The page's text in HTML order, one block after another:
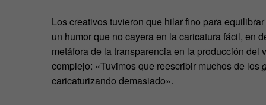
Los creativos tuvieron que hilar fino para
un humor que no cayera en la caricatura fácil, en
metáfora de la transparencia en la producción
complejo: «Tuvimos que reescribir muchos de los
caricaturizando demasiado».